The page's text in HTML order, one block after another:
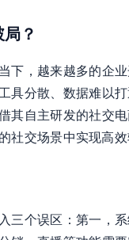
？
下，越来越多的企
具分散、数据难以
借其自主研发的社交
社交场景中实现高效
三个误区：第一，